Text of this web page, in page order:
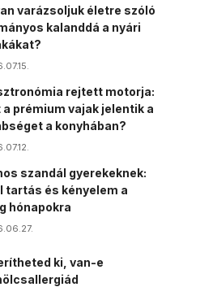
varázsoljuk életre szóló
kalanddá a nyári
rejtett motorja:
a prémium vajak jelentik a
a konyhában?
szandál gyerekeknek:
tartás és kényelem a
hónapokra
ki, van-e